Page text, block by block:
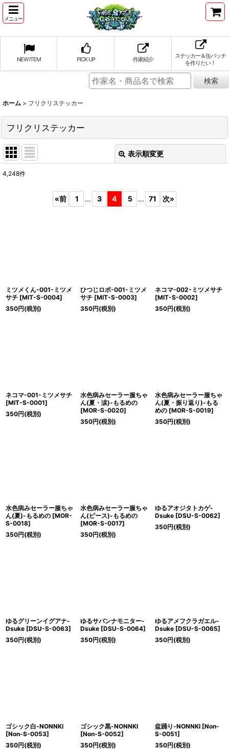
メニュー
NEW ITEM PICK UP 作家紹介
ステッカー＆缶バッチ
を作りたい！
ホーム > フリクリステッカー
フリクリステッカー
表示順変更
4,248件
«前 1 ... 3 4 5 ... 71 次»
ミツメくん-001-ミツメ
サチ [MIT-S-0004]
350円(税別)
ひつじロボ-001-ミツメ
サチ [MIT-S-0003]
350円(税別)
ネコマ-002-ミツメサチ
[MIT-S-0002]
350円(税別)
ネコマ-001-ミツメサチ
[MIT-S-0001]
350円(税別)
水色病みセーラー服ちゃ
ん(夏・涙)-もるめの
[MOR-S-0020]
350円(税別)
水色病みセーラー服ちゃ
ん(夏・振り返り)-もる
めの [MOR-S-0019]
350円(税別)
水色病みセーラー服ちゃ
ん(夏)-もるめの [MOR-
S-0018]
350円(税別)
水色病みセーラー服ちゃ
ん(ピース)-もるめの
[MOR-S-0017]
350円(税別)
ゆるアオジタトカゲ-
Dsuke [DSU-S-0062]
350円(税別)
ゆるグリーンイグアナ-
Dsuke [DSU-S-0063]
350円(税別)
ゆるサバンナモニター-
Dsuke [DSU-S-0064]
350円(税別)
ゆるアメフクラガエル-
Dsuke [DSU-S-0065]
350円(税別)
ゴシック白-NONNKI
[Non-S-0053]
350円(税別)
ゴシック黒-NONNKI
[Non-S-0052]
350円(税別)
盆踊り-NONNKI [Non-
S-0051]
350円(税別)